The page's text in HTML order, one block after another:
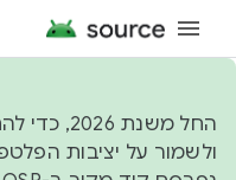
החל משנת
ולשמור על יציבות